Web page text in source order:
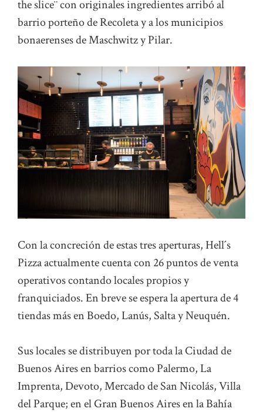
the slice¨ con originales ingredientes arribó al
barrio porteño de Recoleta y a los municipios
bonaerenses de Maschwitz y Pilar.
Con la concreción de estas tres aperturas, Hell´s
Pizza actualmente cuenta con 26 puntos de venta
operativos contando locales propios y
franquiciados. En breve se espera la apertura de 4
tiendas más en Boedo, Lanús, Salta y Neuquén.
Sus locales se distribuyen por toda la Ciudad de
Buenos Aires en barrios como Palermo, La
Imprenta, Devoto, Mercado de San Nicolás, Villa
del Parque; en el Gran Buenos Aires en la Bahía